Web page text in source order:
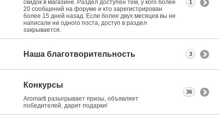
скидок в магазине. Раздел доступен тем, у кого более
20 сообщений на форуме и кто зарегистрирован
более 15 дней назад. Если более двух месяцев вы не
написали ни одного поста, доступ в раздел
закрывается.
1
Наша благотворительность 3
Конкурсы
Aromarti разыгрывает призы, объявляет
победителей, дарит подарки!
36